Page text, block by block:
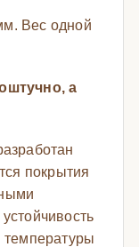
Вес одной
а
покрытия
температуры